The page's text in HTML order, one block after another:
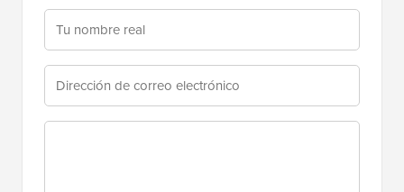
Gracias por elegir dejar un comentario. Ten en cuenta
que todos los comentarios se moderan de acuerdo
con nuestrapolítica de comentarios, y tu dirección de
correo electrónico NO se publicará. Por favor, NO
uses palabras clave en el campo del nombre.